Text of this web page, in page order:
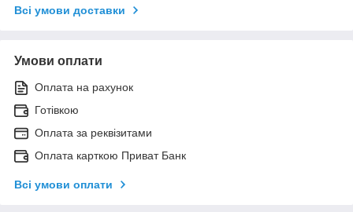
Всі умови доставки
Умови оплати
Оплата на рахунок
Готівкою
Оплата за реквізитами
Оплата карткою Приват Банк
Всі умови оплати